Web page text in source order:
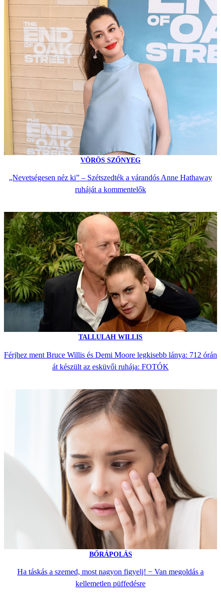
VÖRÖS SZŐNYEG
„Nevetségesen néz ki” – Szétszedték a várandós Anne Hathaway
ruháját a kommentelők
TALLULAH WILLIS
Férjhez ment Bruce Willis és Demi Moore legkisebb lánya: 712 órán
át készült az esküvői ruhája: FOTÓK
BŐRÁPOLÁS
Ha táskás a szemed, most nagyon figyelj! − Van megoldás a
kellemetlen püffedésre